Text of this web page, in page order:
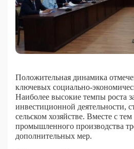
Положительная динамика
ключевых социально-
Наиболее высокие темпы роста
инвестиционной деятельности,
сельском хозяйстве. Вместе с
промышленного производства
дополнительных мер.